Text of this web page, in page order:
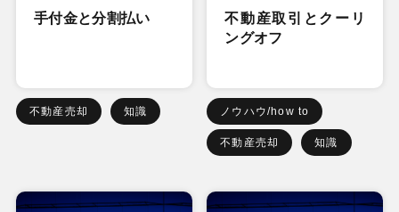
手付金と分割払い
不動産売却 知識
不動産取引とクーリ
ングオフ
ノウハウ/how to
不動産売却 知識